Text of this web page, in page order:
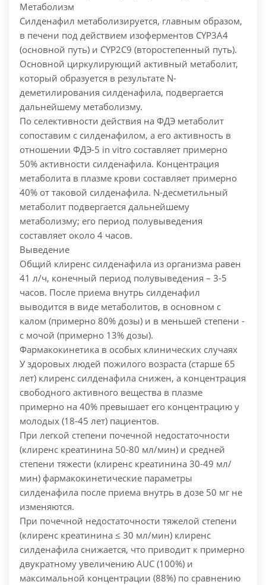
Метаболизм
Силденафил метаболизируется, главным образом,
в печени под действием изоферментов CYP3A4
(основной путь) и CYP2C9 (второстепенный путь).
Основной циркулирующий активный метаболит,
который образуется в результате N-
деметилирования силденафила, подвергается
дальнейшему метаболизму.
По селективности действия на ФДЭ метаболит
сопоставим с силденафилом, а его активность в
отношении ФДЭ-5 in vitro составляет примерно
50% активности силденафила. Концентрация
метаболита в плазме крови составляет примерно
40% от таковой силденафила. N-десметильный
метаболит подвергается дальнейшему
метаболизму; его период полувыведения
составляет около 4 часов.
Выведение
Общий клиренс силденафила из организма равен
41 л/ч, конечный период полувыведения – 3-5
часов. После приема внутрь силденафил
выводится в виде метаболитов, в основном с
калом (примерно 80% дозы) и в меньшей степени -
с мочой (примерно 13% дозы).
Фармакокинетика в особых клинических случаях
У здоровых людей пожилого возраста (старше 65
лет) клиренс силденафила снижен, а концентрация
свободного активного вещества в плазме
примерно на 40% превышает его концентрацию у
молодых (18-45 лет) пациентов.
При легкой степени почечной недостаточности
(клиренс креатинина 50-80 мл/мин) и средней
степени тяжести (клиренс креатинина 30-49 мл/
мин) фармакокинетические параметры
силденафила после приема внутрь в дозе 50 мг не
изменяются.
При почечной недостаточности тяжелой степени
(клиренс креатинина ≤ 30 мл/мин) клиренс
силденафила снижается, что приводит к примерно
двукратному увеличению AUC (100%) и
максимальной концентрации (88%) по сравнению